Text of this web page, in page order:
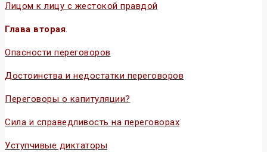
Лицом к лицу с жестокой правдой
Глава вторая.
Опасности переговоров
Достоинства и недостатки переговоров
Переговоры о капитуляции?
Сила и справедливость на переговорах
Уступчивые диктаторы